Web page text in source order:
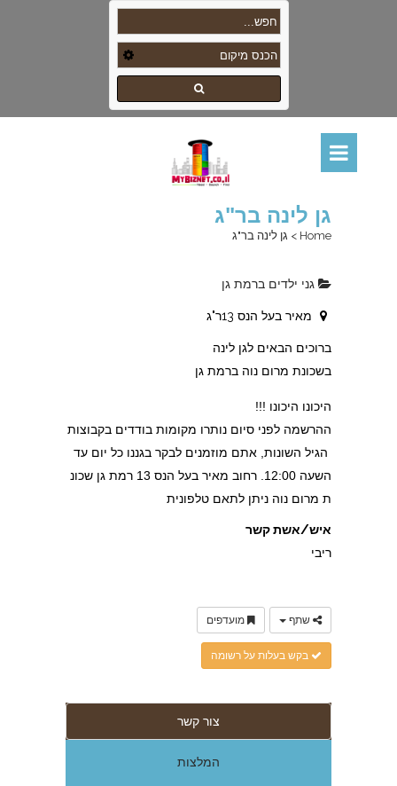
גן לינה בר"ג
Home
> גן לינה בר"ג
גני ילדים ברמת גן
מאיר בעל הנס 13ר"ג
ברוכים הבאים לגן לינה
בשכונת מרום נוה ברמת גן
היכונו היכונו !!!
ההרשמה לפני סיום נותרו מקומות בודדים בקבוצות
הגיל השונות, אתם מוזמנים לבקר בגננו כל יום עד
השעה 12:00. רחוב מאיר בעל הנס 13 רמת גן שכונ
ת מרום נוה ניתן לתאם טלפונית
איש/אשת קשר
ריבי
שתף מועדפים
בקש בעלות על רשומה
צור קשר
המלצות